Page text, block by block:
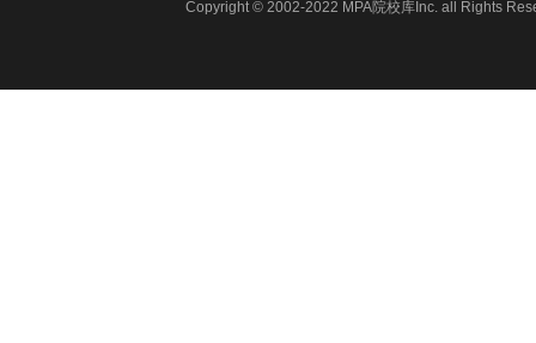
Copyright © 2002-2022 MPA院校库Inc. all Rights